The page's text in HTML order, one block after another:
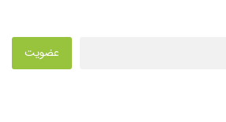
عضویت